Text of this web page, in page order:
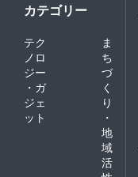
カテゴリー
テク
ノロ
ジー
・ガ
ジェ
ット
ま
ち
づ
く
り
・
地
域
活